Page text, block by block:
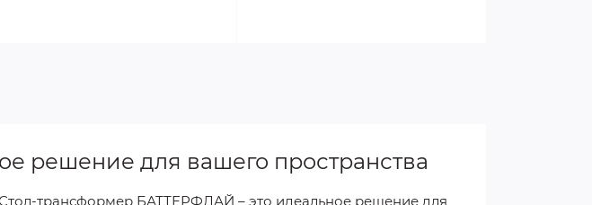
решение для вашего пространства
трансформер БАТТЕРФЛАЙ – это идеальное решение для